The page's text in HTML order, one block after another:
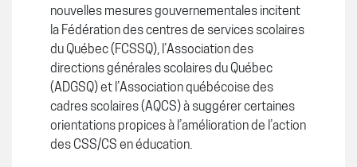
nouvelles mesures gouvernementales incitent
la Fédération des centres de services scolaires
du Québec (FCSSQ), l’Association des
directions générales scolaires du Québec
(ADGSQ) et l’Association québécoise des
cadres scolaires (AQCS) à suggérer certaines
orientations propices à l’amélioration de l’action
des CSS/CS en éducation.